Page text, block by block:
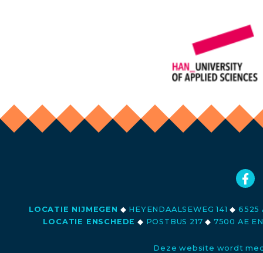
LOCATIE NIJMEGEN ◆ HEYENDAALSEWEG 141◆ 6525
LOCATIE ENSCHEDE ◆ POSTBUS 217◆ 7500 AE
Deze website wordt